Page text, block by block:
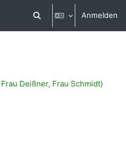
Sucheingabe umschalten
Anmelden
Deißner, Frau Schmidt)